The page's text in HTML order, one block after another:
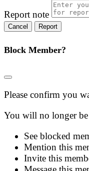
Report note
Report
Block Member?
Please confirm you
You will no longer be
See blocked
Mention this
Invite this